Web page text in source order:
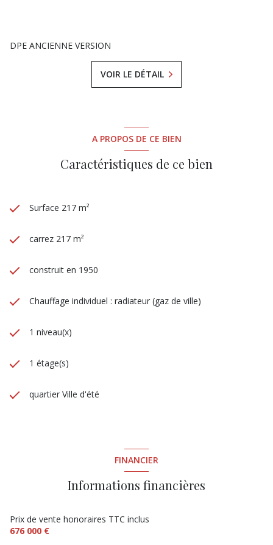
DPE ANCIENNE VERSION
VOIR LE DÉTAIL
A PROPOS DE CE BIEN
Caractéristiques de ce bien
Surface 217 m²
carrez 217 m²
construit en 1950
Chauffage individuel : radiateur (gaz de ville)
1 niveau(x)
1 étage(s)
quartier Ville d'été
FINANCIER
Informations financières
Prix de vente honoraires TTC inclus
676 000 €